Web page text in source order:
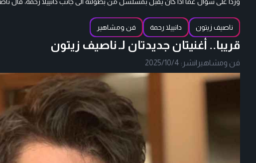
وردا على سؤال عما اذا كان يقبل بمسلسل من بطولته الى جانب دانييلا رحمة،
ناصيف زيتون دانييلا رحمة فن ومشاهير
قريبا.. أغنيتان جديدتان لـ ناصيف زيتون
فن ومشاهير نشر: 2025/10/4